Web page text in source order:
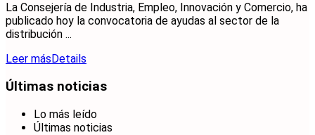
La Consejería de Industria, Empleo, Innovación y Comercio, ha
publicado hoy la convocatoria de ayudas al sector de la
distribución ...
Leer más Details
Últimas noticias
Lo más leído
Últimas noticias